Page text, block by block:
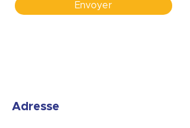
Envoyer
Adresse